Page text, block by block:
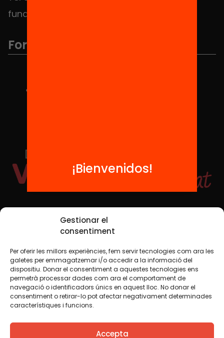
Gestionar el
consentiment
Per oferir les millors experiències, fem servir tecnologies com ara les
galetes per emmagatzemar i/o accedir a la informació del
dispositiu. Donar el consentiment a aquestes tecnologies ens
permetrà processar dades com ara el comportament de
navegació o identificadors únics en aquest lloc. No donar el
consentiment o retirar-lo pot afectar negativament determinades
característiques i funcions.
Accepta
fundacio@equitat.org
Formamos parte de...
Redes sociales
TWT YTB IG FB IN
Aviso legalPolítica de cookies
Creemos que el conocimiento debe compartirse. Por eso
utilizamos una licencia Creative Commons, salvo que en
¡Bienvenidos!